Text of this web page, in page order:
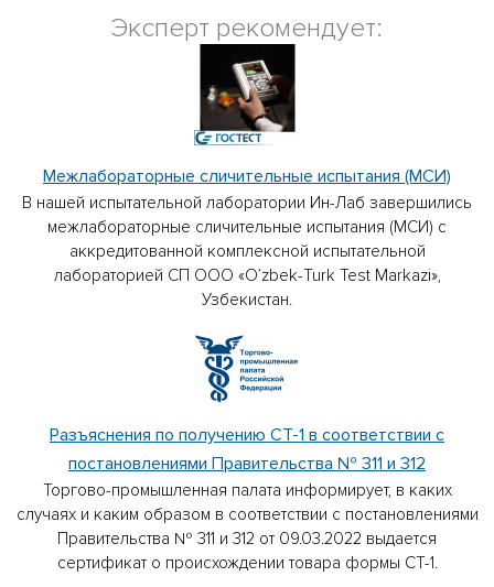
Эксперт рекомендует:
Межлабораторные сличительные испытания (МСИ)
В нашей испытательной лаборатории Ин-Лаб завершились
межлабораторные сличительные испытания (МСИ) с
аккредитованной комплексной испытательной
лабораторией СП ООО «O’zbek-Turk Test Markazi»,
Узбекистан.
Разъяснения по получению СТ-1 в соответствии с
постановлениями Правительства № 311 и 312
Торгово-промышленная палата информирует, в каких
случаях и каким образом в соответствии с постановлениями
Правительства № 311 и 312 от 09.03.2022 выдается
сертификат о происхождении товара формы СТ-1.